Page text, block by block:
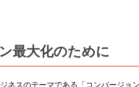
最大化のために
ネスのテーマである「コンバージョ